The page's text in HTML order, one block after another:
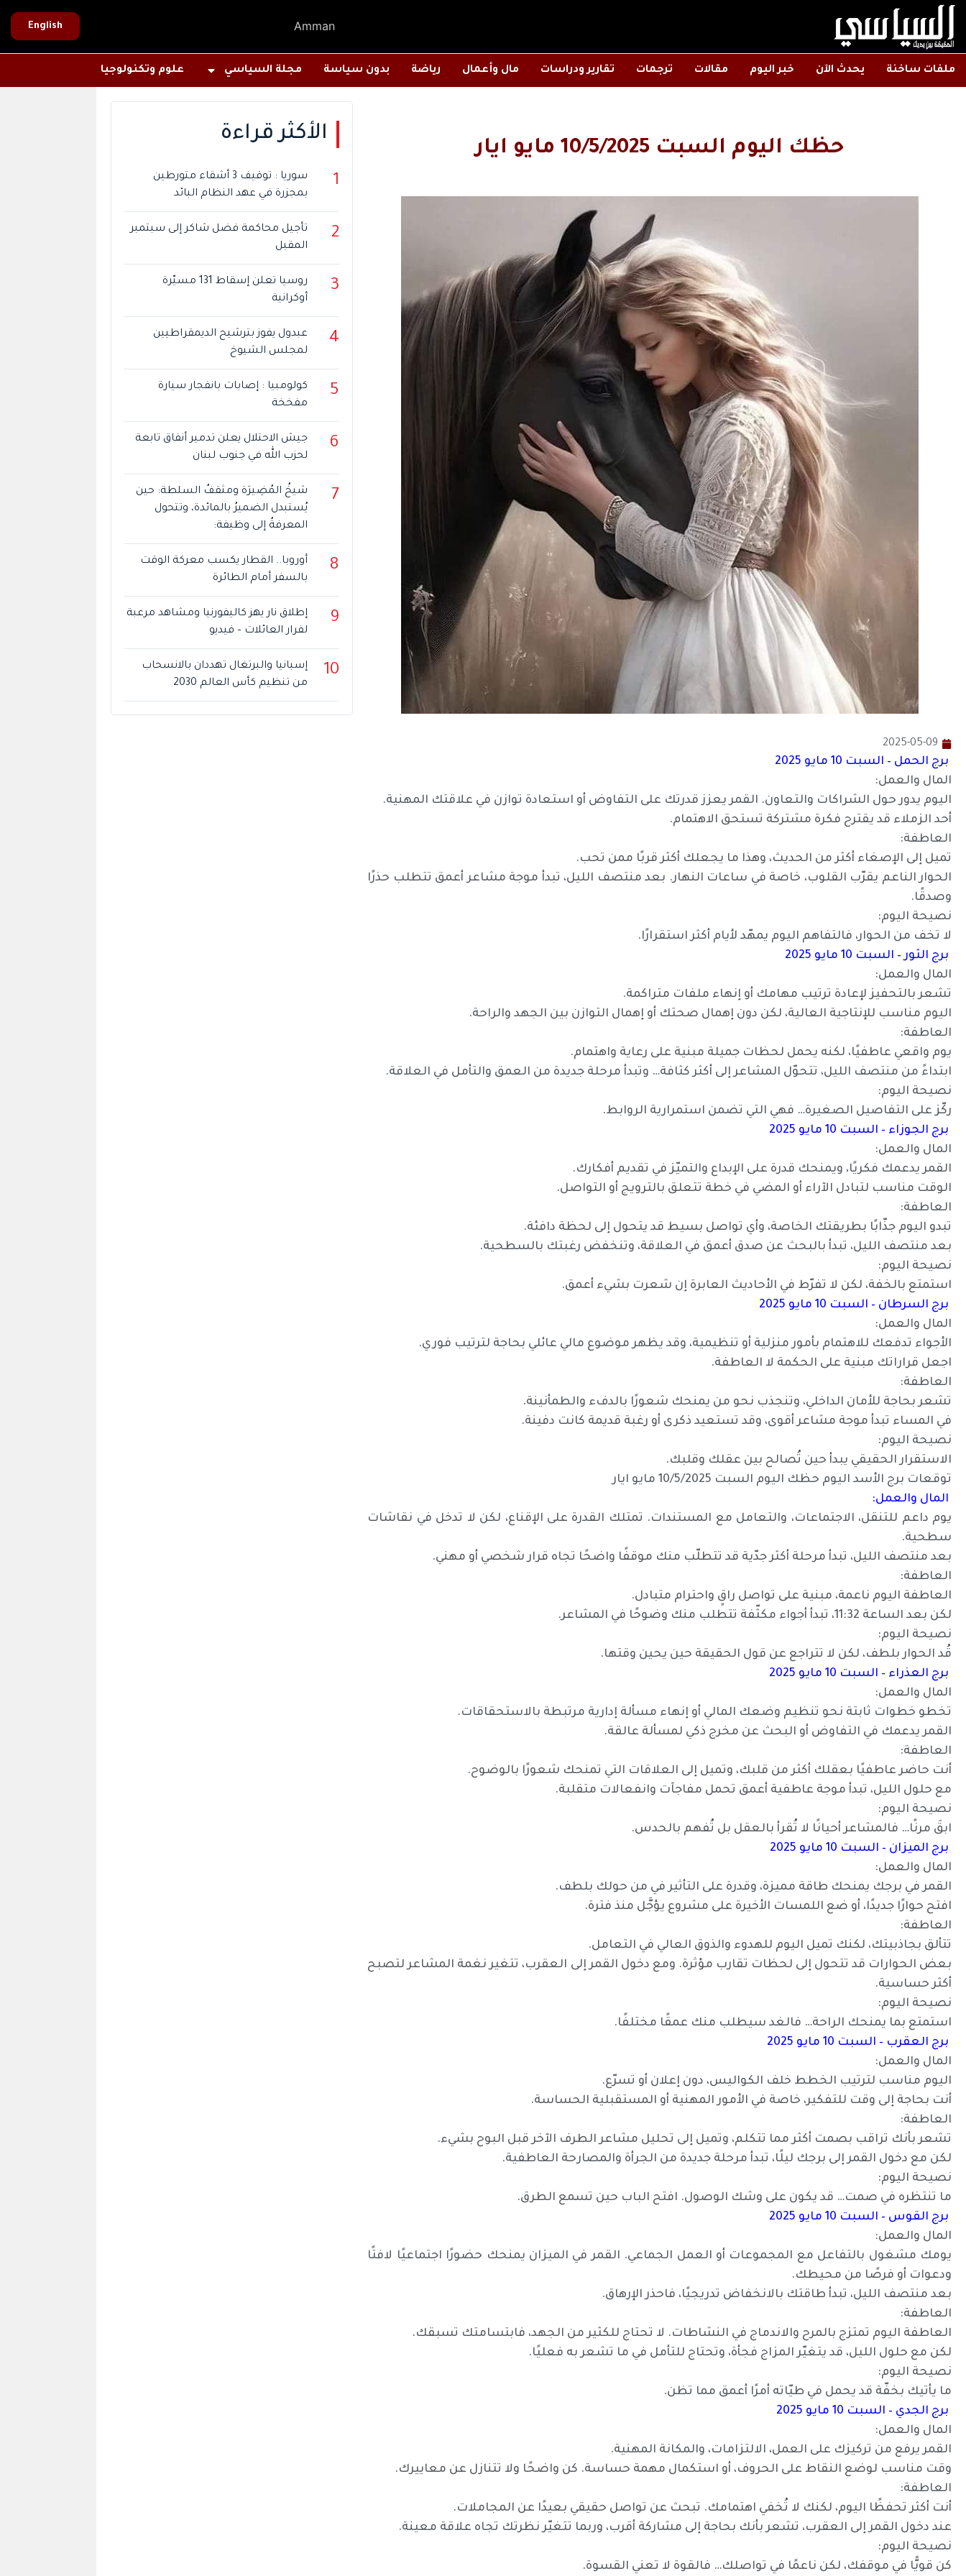
Amman
English
ملفات ساخنة يحدث الآن خبر اليوم مقالات ترجمات تقارير ودراسات مال وأعمال رياضة بدون سياسة مجلة السياسي علوم وتكنولوجيا
حظك اليوم السبت 10/5/2025 مايو ايار
2025-05-09
برج الحمل – السبت 10 مايو 2025
المال والعمل:
اليوم يدور حول الشراكات والتعاون. القمر يعزز قدرتك على التفاوض أو استعادة توازن في علاقتك المهنية.
أحد الزملاء قد يقترح فكرة مشتركة تستحق الاهتمام.
العاطفة:
تميل إلى الإصغاء أكثر من الحديث، وهذا ما يجعلك أكثر قربًا ممن تحب.
الحوار الناعم يقرّب القلوب، خاصة في ساعات النهار. بعد منتصف الليل، تبدأ موجة مشاعر أعمق تتطلب حذرًا
وصدقًا.
نصيحة اليوم:
لا تخف من الحوار، فالتفاهم اليوم يمهّد لأيام أكثر استقرارًا.
برج الثور – السبت 10 مايو 2025
المال والعمل:
تشعر بالتحفيز لإعادة ترتيب مهامك أو إنهاء ملفات متراكمة.
اليوم مناسب للإنتاجية العالية، لكن دون إهمال صحتك أو إهمال التوازن بين الجهد والراحة.
العاطفة:
يوم واقعي عاطفيًا، لكنه يحمل لحظات جميلة مبنية على رعاية واهتمام.
ابتداءً من منتصف الليل، تتحوّل المشاعر إلى أكثر كثافة… وتبدأ مرحلة جديدة من العمق والتأمل في العلاقة.
نصيحة اليوم:
ركّز على التفاصيل الصغيرة… فهي التي تضمن استمرارية الروابط.
برج الجوزاء – السبت 10 مايو 2025
المال والعمل:
القمر يدعمك فكريًا، ويمنحك قدرة على الإبداع والتميّز في تقديم أفكارك.
الوقت مناسب لتبادل الآراء أو المضي في خطة تتعلق بالترويج أو التواصل.
العاطفة:
تبدو اليوم جذّابًا بطريقتك الخاصة، وأي تواصل بسيط قد يتحول إلى لحظة دافئة.
بعد منتصف الليل، تبدأ بالبحث عن صدق أعمق في العلاقة، وتنخفض رغبتك بالسطحية.
نصيحة اليوم:
استمتع بالخفة، لكن لا تفرّط في الأحاديث العابرة إن شعرت بشيء أعمق.
برج السرطان – السبت 10 مايو 2025
المال والعمل:
الأجواء تدفعك للاهتمام بأمور منزلية أو تنظيمية، وقد يظهر موضوع مالي عائلي بحاجة لترتيب فوري.
اجعل قراراتك مبنية على الحكمة لا العاطفة.
العاطفة:
تشعر بحاجة للأمان الداخلي، وتنجذب نحو من يمنحك شعورًا بالدفء والطمأنينة.
في المساء تبدأ موجة مشاعر أقوى، وقد تستعيد ذكرى أو رغبة قديمة كانت دفينة.
نصيحة اليوم:
الاستقرار الحقيقي يبدأ حين تُصالح بين عقلك وقلبك.
توقعات برج الأسد اليوم حظك اليوم السبت 10/5/2025 مايو ايار
المال والعمل:
يوم داعم للتنقل، الاجتماعات، والتعامل مع المستندات. تمتلك القدرة على الإقناع، لكن لا تدخل في نقاشات
سطحية.
بعد منتصف الليل، تبدأ مرحلة أكثر جدّية قد تتطلّب منك موقفًا واضحًا تجاه قرار شخصي أو مهني.
العاطفة:
العاطفة اليوم ناعمة، مبنية على تواصل راقٍ واحترام متبادل.
لكن بعد الساعة 11:32، تبدأ أجواء مكثّفة تتطلب منك وضوحًا في المشاعر.
نصيحة اليوم:
قُد الحوار بلطف، لكن لا تتراجع عن قول الحقيقة حين يحين وقتها.
برج العذراء – السبت 10 مايو 2025
المال والعمل:
تخطو خطوات ثابتة نحو تنظيم وضعك المالي أو إنهاء مسألة إدارية مرتبطة بالاستحقاقات.
القمر يدعمك في التفاوض أو البحث عن مخرج ذكي لمسألة عالقة.
العاطفة:
أنت حاضر عاطفيًا بعقلك أكثر من قلبك، وتميل إلى العلاقات التي تمنحك شعورًا بالوضوح.
مع حلول الليل، تبدأ موجة عاطفية أعمق تحمل مفاجآت وانفعالات متقلبة.
نصيحة اليوم:
ابقَ مرنًا… فالمشاعر أحيانًا لا تُقرأ بالعقل بل تُفهم بالحدس.
برج الميزان – السبت 10 مايو 2025
المال والعمل:
القمر في برجك يمنحك طاقة مميزة، وقدرة على التأثير في من حولك بلطف.
افتح حوارًا جديدًا، أو ضع اللمسات الأخيرة على مشروع يؤجَّل منذ فترة.
العاطفة:
تتألق بجاذبيتك، لكنك تميل اليوم للهدوء والذوق العالي في التعامل.
بعض الحوارات قد تتحول إلى لحظات تقارب مؤثرة. ومع دخول القمر إلى العقرب، تتغير نغمة المشاعر لتصبح
أكثر حساسية.
نصيحة اليوم:
استمتع بما يمنحك الراحة… فالغد سيطلب منك عمقًا مختلفًا.
برج العقرب – السبت 10 مايو 2025
المال والعمل:
اليوم مناسب لترتيب الخطط خلف الكواليس، دون إعلان أو تسرّع.
أنت بحاجة إلى وقت للتفكير، خاصة في الأمور المهنية أو المستقبلية الحساسة.
العاطفة:
تشعر بأنك تراقب بصمت أكثر مما تتكلم، وتميل إلى تحليل مشاعر الطرف الآخر قبل البوح بشيء.
لكن مع دخول القمر إلى برجك ليلًا، تبدأ مرحلة جديدة من الجرأة والمصارحة العاطفية.
نصيحة اليوم:
ما تنتظره في صمت… قد يكون على وشك الوصول. افتح الباب حين تسمع الطرق.
برج القوس – السبت 10 مايو 2025
المال والعمل:
يومك مشغول بالتفاعل مع المجموعات أو العمل الجماعي. القمر في الميزان يمنحك حضورًا اجتماعيًا لافتًا
ودعوات أو فرصًا من محيطك.
بعد منتصف الليل، تبدأ طاقتك بالانخفاض تدريجيًا، فاحذر الإرهاق.
العاطفة:
العاطفة اليوم تمتزج بالمرح والاندماج في النشاطات. لا تحتاج للكثير من الجهد، فابتسامتك تسبقك.
لكن مع حلول الليل، قد يتغيّر المزاج فجأة، وتحتاج للتأمل في ما تشعر به فعليًا.
نصيحة اليوم:
ما يأتيك بخفّة قد يحمل في طيّاته أمرًا أعمق مما تظن.
برج الجدي – السبت 10 مايو 2025
المال والعمل:
القمر يرفع من تركيزك على العمل، الالتزامات، والمكانة المهنية.
وقت مناسب لوضع النقاط على الحروف، أو استكمال مهمة حساسة. كن واضحًا ولا تتنازل عن معاييرك.
العاطفة:
أنت أكثر تحفظًا اليوم، لكنك لا تُخفي اهتمامك. تبحث عن تواصل حقيقي بعيدًا عن المجاملات.
عند دخول القمر إلى العقرب، تشعر بأنك بحاجة إلى مشاركة أقرب، وربما تتغيّر نظرتك تجاه علاقة معينة.
نصيحة اليوم:
كن قويًّا في موقفك، لكن ناعمًا في تواصلك… فالقوة لا تعني القسوة.
الأكثر قراءة
1
سوريا : توقيف 3 أشقاء متورطين
بمجزرة في عهد النظام البائد
2
تأجيل محاكمة فضل شاكر إلى سبتمبر
المقبل
3
روسيا تعلن إسقاط 131 مسيّرة
أوكرانية
4
عبدول يفوز بترشيح الديمقراطيين
لمجلس الشيوخ
5
كولومبيا : إصابات بانفجار سيارة
مفخخة
6
جيش الاحتلال يعلن تدمير أنفاق تابعة
لحزب الله في جنوب لبنان
7
شيخُ المُضِيرَة ومثقفُ السلطة: حين
يُستبدل الضميرُ بالمائدة، وتتحول
المعرفةُ إلى وظيفة:
8
أوروبا.. القطار يكسب معركة الوقت
بالسفر أمام الطائرة
9
إطلاق نار يهز كاليفورنيا ومشاهد مرعبة
لفرار العائلات – فيديو
10
إسبانيا والبرتغال تهددان بالانسحاب
من تنظيم كأس العالم 2030